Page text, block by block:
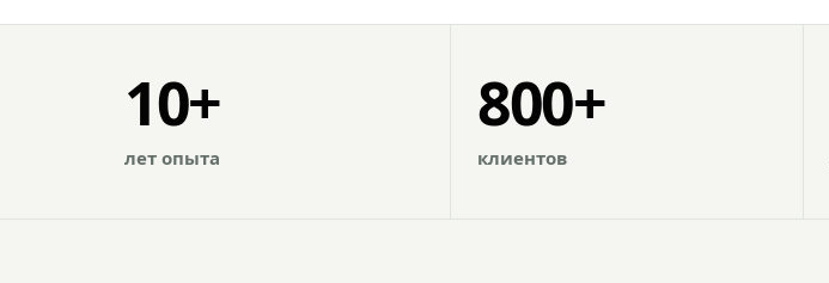
10+
лет опыта
800+
клиентов